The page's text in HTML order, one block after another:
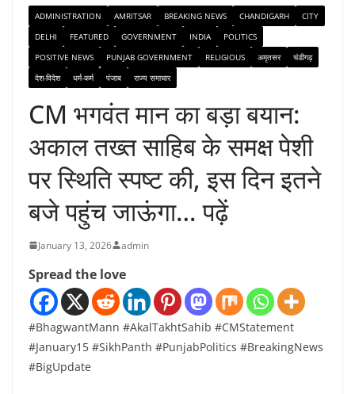
ADMINISTRATION AMRITSAR BREAKING NEWS CHANDIGARH
CITY
DELHI
FEATURED GOVERNMENT INDIA
POLITICS
POSITIVE NEWS
PUNJAB GOVERNMENT RELIGIOUS अमृतसर
चंडीगढ़
देश-विदेश
धर्म-कर्म पंजाब राज्य समाचार
CM भगवंत मान का बड़ा बयान:
अकाल तख्त साहिब के समक्ष पेशी
पर स्थिति स्पष्ट की, इस दिन इतने
बजे पहुंच जाऊंगा… पढ़ें
January 13, 2026 admin
Spread the love
#BhagwantMann #AkalTakhtSahib #CMStatement
#January15 #SikhPanth #PunjabPolitics #BreakingNews
#BigUpdate